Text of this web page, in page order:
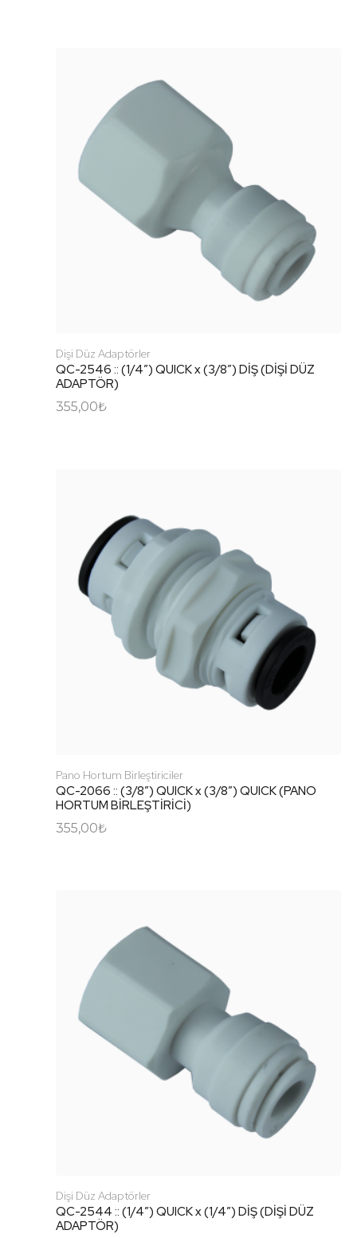
Dişi Düz Adaptörler
QC-2546 :: (1/4″) QUICK x (3/8″) DİŞ (DİŞİ DÜZ
ADAPTÖR)
355,00₺
Pano Hortum Birleştiriciler
QC-2066 :: (3/8″) QUICK x (3/8″) QUICK (PANO
HORTUM BİRLEŞTİRİCİ)
355,00₺
Dişi Düz Adaptörler
QC-2544 :: (1/4″) QUICK x (1/4″) DİŞ (DİŞİ DÜZ
ADAPTÖR)